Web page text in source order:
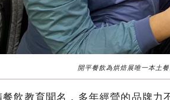
開平餐飲為烘焙展唯一本土
飲教育聞名，多年經營的品牌力